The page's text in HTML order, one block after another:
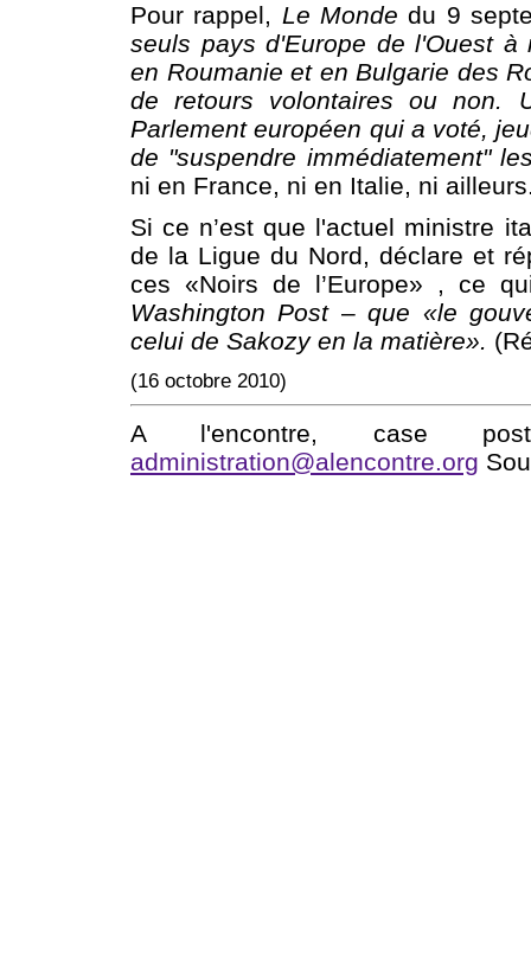
Pour rappel, Le Monde du 9
seuls pays d'Europe de l'Ouest
en Roumanie et en Bulgarie des
de retours volontaires ou non.
Parlement européen qui a voté,
de "suspendre immédiatement"
ni en France, ni en Italie, ni
Si ce n’est que l'actuel ministre
de la Ligue du Nord, déclare et
ces «Noirs de l’Europe» , ce
Washington Post–que «le
celui de Sakozy en la matière».
(16 octobre 2010)
A l'encontre, case
administration@alencontre.org